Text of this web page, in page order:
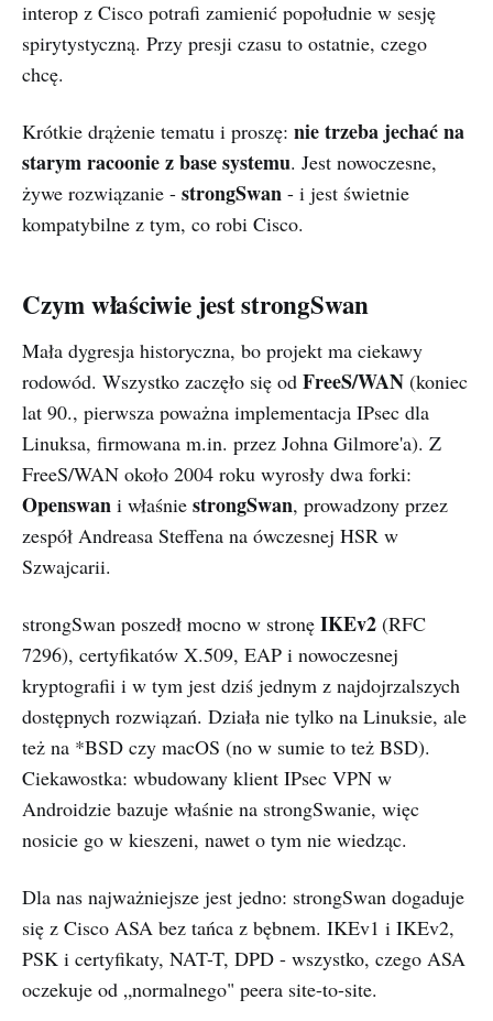
interop z Cisco potrafi zamienić popołudnie w sesję
spirytystyczną. Przy presji czasu to ostatnie, czego
chcę.
Krótkie drążenie tematu i proszę: nie trzeba jechać na
starym racoonie z base systemu. Jest nowoczesne,
żywe rozwiązanie - strongSwan - i jest świetnie
kompatybilne z tym, co robi Cisco.
Czym właściwie jest strongSwan
Mała dygresja historyczna, bo projekt ma ciekawy
rodowód. Wszystko zaczęło się od FreeS/WAN (koniec
lat 90., pierwsza poważna implementacja IPsec dla
Linuksa, firmowana m.in. przez Johna Gilmore'a). Z
FreeS/WAN około 2004 roku wyrosły dwa forki:
Openswan i właśnie strongSwan, prowadzony przez
zespół Andreasa Steffena na ówczesnej HSR w
Szwajcarii.
strongSwan poszedł mocno w stronę IKEv2 (RFC
7296), certyfikatów X.509, EAP i nowoczesnej
kryptografii i w tym jest dziś jednym z najdojrzalszych
dostępnych rozwiązań. Działa nie tylko na Linuksie, ale
też na *BSD czy macOS (no w sumie to też BSD).
Ciekawostka: wbudowany klient IPsec VPN w
Androidzie bazuje właśnie na strongSwanie, więc
nosicie go w kieszeni, nawet o tym nie wiedząc.
Dla nas najważniejsze jest jedno: strongSwan dogaduje
się z Cisco ASA bez tańca z bębnem. IKEv1 i IKEv2,
PSK i certyfikaty, NAT-T, DPD - wszystko, czego ASA
oczekuje od „normalnego" peera site-to-site.